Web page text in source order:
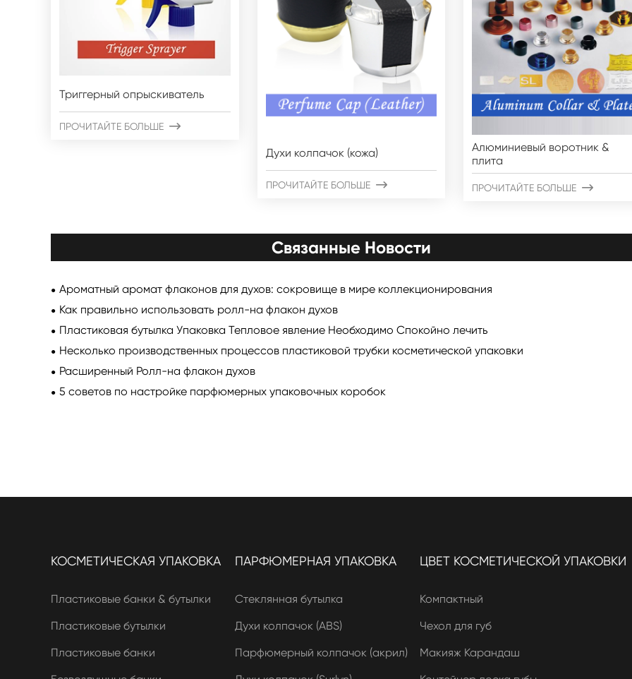
Триггерный опрыскиватель
ПРОЧИТАЙТЕ БОЛЬШЕ 
Духи колпачок (кожа)
ПРОЧИТАЙТЕ БОЛЬШЕ 
Алюминиевый воротник &
плита
ПРОЧИТАЙТЕ БОЛЬШЕ 
Связанные Новости
Ароматный аромат флаконов для духов: сокровище в мире коллекционирования
Как правильно использовать ролл-на флакон духов
Пластиковая бутылка Упаковка Тепловое явление Необходимо Спокойно лечить
Несколько производственных процессов пластиковой трубки косметической упаковки
Расширенный Ролл-на флакон духов
5 советов по настройке парфюмерных упаковочных коробок
КОСМЕТИЧЕСКАЯ УПАКОВКА
Пластиковые банки & бутылки
Пластиковые бутылки
Пластиковые банки
ПАРФЮМЕРНАЯ УПАКОВКА
Стеклянная бутылка
Духи колпачок (ABS)
Парфюмерный колпачок (акрил)
ЦВЕТ КОСМЕТИЧЕСКОЙ УПАКОВКИ
Компактный
Чехол для губ
Макияж Карандаш